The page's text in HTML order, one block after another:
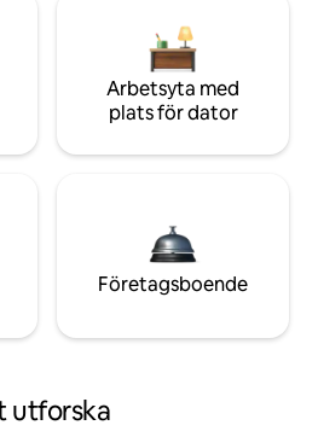
Arbetsyta med
plats för dator
Företagsboende
utforska